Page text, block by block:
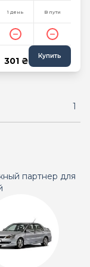
1 день В пути
301 ₴ Купить
1
партнер для